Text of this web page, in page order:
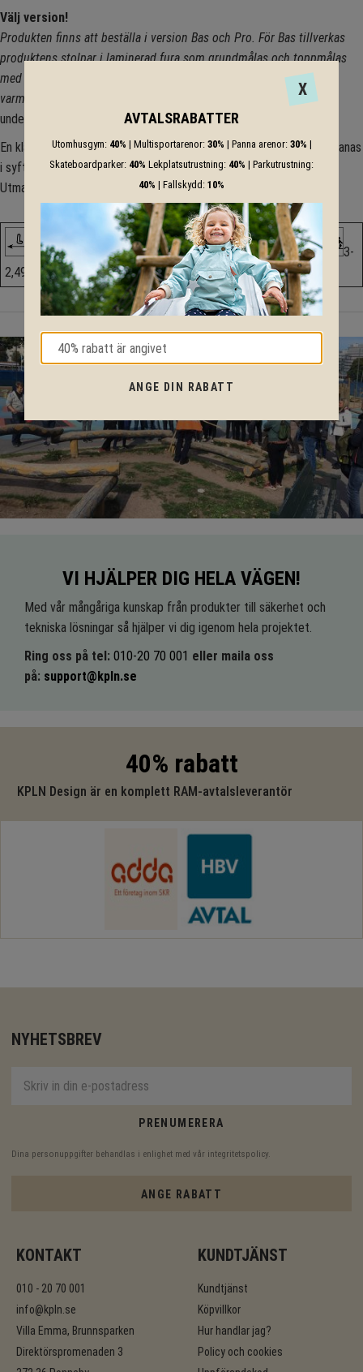
Välj version!
Produkten finns att beställa i version Bas och Pro. För Bas tillverkas
produktens stolpar i laminerad fura som grundmålas och toppmålas
med två beslag.
varmgalvaniserats och pulverlackerats.
Pro-versionen är det
underhållsfria alternativet som tillverkas med aluminiumstolpar.
En klätterutmaning som är avsedd för barn i skolåldern. Barnen utmanas
i syfte att utveckla sina fysiska färdigheter.
Utmaningar: Klättring i ringar, lian och vertikalt nät.
2,49m 1,64m 2,25m 1,92m 4+
3-
VI HJÄLPER DIG HELA VÄGEN!
Med vår mångåriga kunskap från produkter till säkerhet och
tekniska lösningar så hjälper vi dig igenom hela projektet.
Ring oss på tel: 010-20 70 001 eller maila oss
på: support@kpln.se
40% rabatt
KPLN Design är en komplett RAM-avtalsleverantör
NYHETSBREV
PRENUMERERA
Dina personuppgifter behandlas i enlighet med vår integritetspolicy.
ANGE RABATT
KONTAKT
010 - 20 70 001
info@kpln.se
Villa Emma, Brunnsparken
Direktörspromenaden 3
KUNDTJÄNST
Kundtjänst
Köpvillkor
Hur handlar jag?
Policy och cookies
X
AVTALSRABATTER
Utomhusgym: 40% | Multisportarenor: 30% | Panna arenor: 30% |
Skateboardparker: 40% Lekplatsutrustning: 40% | Parkutrustning:
40% | Fallskydd: 10%
ANGE DIN RABATT